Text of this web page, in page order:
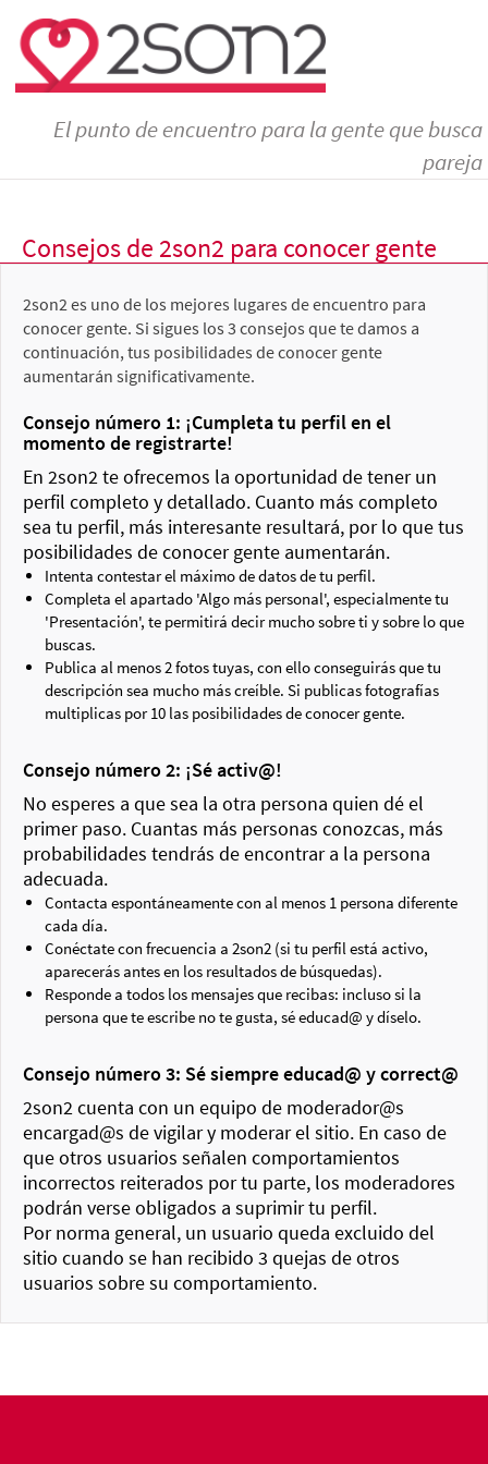
El punto de encuentro para la gente que busca
pareja
Consejos de 2son2 para conocer gente
2son2 es uno de los mejores lugares de encuentro para
conocer gente. Si sigues los 3 consejos que te damos a
continuación, tus posibilidades de conocer gente
aumentarán significativamente.
Consejo número 1: ¡Cumpleta tu perfil en el
momento de registrarte!
En 2son2 te ofrecemos la oportunidad de tener un
perfil completo y detallado. Cuanto más completo
sea tu perfil, más interesante resultará, por lo que tus
posibilidades de conocer gente aumentarán.
Intenta contestar el máximo de datos de tu perfil.
Completa el apartado 'Algo más personal', especialmente tu
'Presentación', te permitirá decir mucho sobre ti y sobre lo que
buscas.
Publica al menos 2 fotos tuyas, con ello conseguirás que tu
descripción sea mucho más creíble. Si publicas fotografías
multiplicas por 10 las posibilidades de conocer gente.
Consejo número 2: ¡Sé activ@!
No esperes a que sea la otra persona quien dé el
primer paso. Cuantas más personas conozcas, más
probabilidades tendrás de encontrar a la persona
adecuada.
Contacta espontáneamente con al menos 1 persona diferente
cada día.
Conéctate con frecuencia a 2son2 (si tu perfil está activo,
aparecerás antes en los resultados de búsquedas).
Responde a todos los mensajes que recibas: incluso si la
persona que te escribe no te gusta, sé educad@ y díselo.
Consejo número 3: Sé siempre educad@ y correct@
2son2 cuenta con un equipo de moderador@s
encargad@s de vigilar y moderar el sitio. En caso de
que otros usuarios señalen comportamientos
incorrectos reiterados por tu parte, los moderadores
podrán verse obligados a suprimir tu perfil.
Por norma general, un usuario queda excluido del
sitio cuando se han recibido 3 quejas de otros
usuarios sobre su comportamiento.